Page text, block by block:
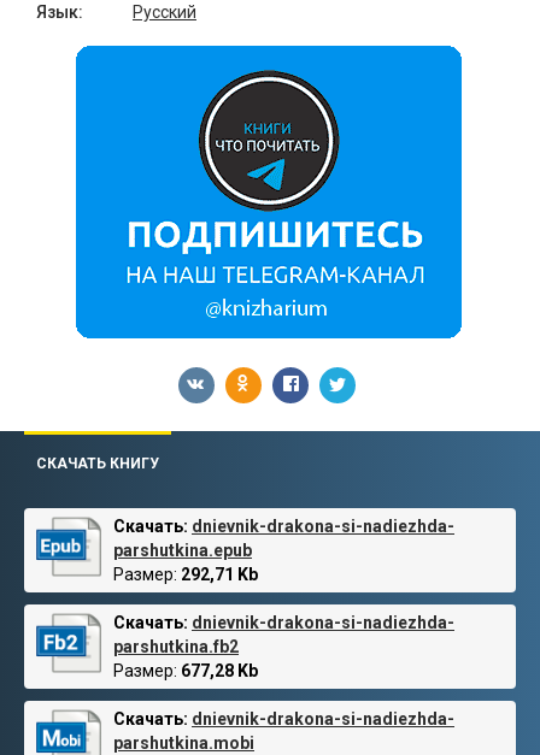
Язык:
Русский
СКАЧАТЬ КНИГУ
Скачать: dnievnik-drakona-si-nadiezhda-
parshutkina.epub
Размер: 292,71 Kb
Скачать: dnievnik-drakona-si-nadiezhda-
parshutkina.fb2
Размер: 677,28 Kb
Скачать: dnievnik-drakona-si-nadiezhda-
parshutkina.mobi